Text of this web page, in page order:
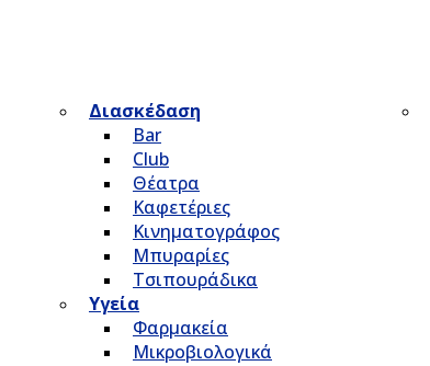
Διασκέδαση
Bar
Club
Θέατρα
Καφετέριες
Κινηματογράφος
Μπυραρίες
Τσιπουράδικα
Υγεία
Φαρμακεία
Μικροβιολογικά